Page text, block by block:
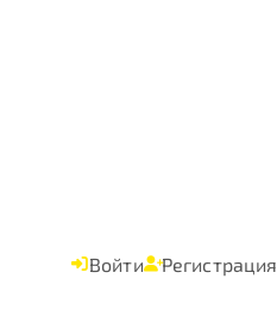
Войти Регистрация